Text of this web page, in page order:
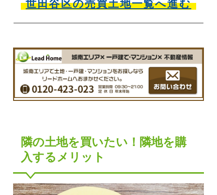
世田谷区の売買土地一覧へ進む
隣の土地を買いたい！隣地を購
入するメリット